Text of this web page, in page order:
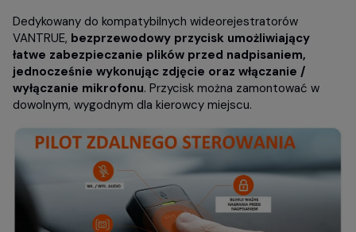
Dedykowany do kompatybilnych wideorejestratorów
VANTRUE, bezprzewodowy przycisk umożliwiający
łatwe zabezpieczanie plików przed nadpisaniem,
jednocześnie wykonując zdjęcie oraz włączanie /
wyłączanie mikrofonu. Przycisk można zamontować w
dowolnym, wygodnym dla kierowcy miejscu.